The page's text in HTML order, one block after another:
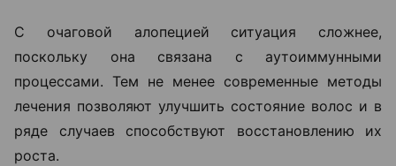
С очаговой алопецией ситуация сложнее,
поскольку она связана с аутоиммунными
процессами. Тем не менее современные методы
лечения позволяют улучшить состояние волос и в
ряде случаев способствуют восстановлению их
роста.